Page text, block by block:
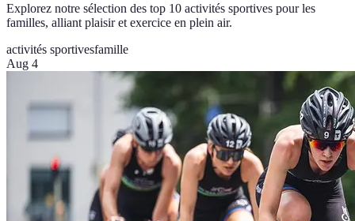
Explorez notre sélection des top 10 activités sportives pour les
familles, alliant plaisir et exercice en plein air.
activités sportivesfamille
Aug 4